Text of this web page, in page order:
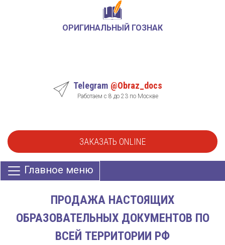
ОРИГИНАЛЬНЫЙ ГОЗНАК
Telegram @Obraz_docs
Работаем с 8 до 23 по Москве
ЗАКАЗАТЬ ONLINE
Главное меню
ПРОДАЖА НАСТОЯЩИХ
ОБРАЗОВАТЕЛЬНЫХ ДОКУМЕНТОВ ПО
ВСЕЙ ТЕРРИТОРИИ РФ